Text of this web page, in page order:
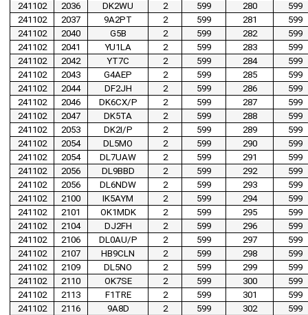
241102
2036 DK2WU 2 599 280
599
241102
2037 9A2PT 2 599 281
599
241102
2040 G5B 2 599 282
599
241102
2041 YU1LA 2 599 283
599
241102
2042 YT7C 2 599 284
599
241102
2043 G4AEP 2 599 285
599
241102
2044 DF2JH 2 599 286
599
241102
2046 DK6CX/P 2 599 287
599
241102
2047 DK5TA 2 599 288
599
241102
2053 DK2I/P 2 599 289
599
241102
2054 DL5MO 2 599 290
599
241102
2054 DL7UAW 2 599 291
599
241102
2056 DL9BBD 2 599 292
599
241102
2056 DL6NDW 2 599 293
599
241102
2100 IK5AYM 2 599 294
599
241102
2101 OK1MDK 2 599 295
599
241102
2104 DJ2FH 2 599 296
599
241102
2106 DL0AU/P 2 599 297
599
241102
2107 HB9CLN 2 599 298
599
241102
2109 DL5NO 2 599 299
599
241102
2110 OK7SE 2 599 300
599
241102
2113 F1TRE 2 599 301
599
241102
2116 9A8D 2 599 302
599